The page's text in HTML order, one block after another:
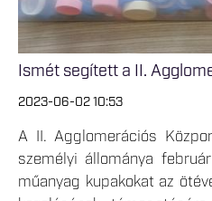
Ismét segített a II.
2023-06-02 10:53
A II. Agglomerációs
személyi állománya
műanyag kupakokat az